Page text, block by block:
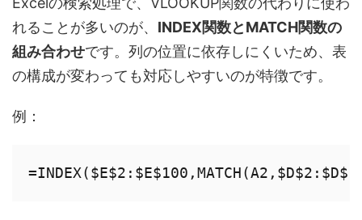
れることが多いのが、 INDEX関数とMATCH関数の
組み合わせです。列の位置に依存しにくいため、表
の構成が変わっても対応しやすいのが特徴です。
例：